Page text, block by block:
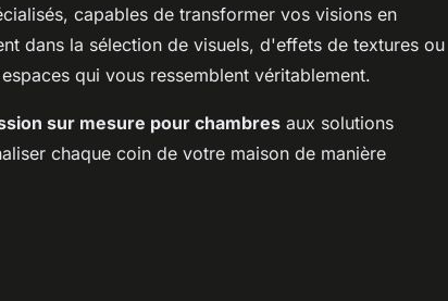
capables de transformer vos visions en
dans la sélection de visuels, d'effets de textures ou
qui vous ressemblent véritablement.
sur mesure pour chambres aux solutions
chaque coin de votre maison de manière